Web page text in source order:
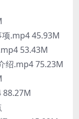
.mp4 45.93M
53.43M
绍.mp4 75.23M